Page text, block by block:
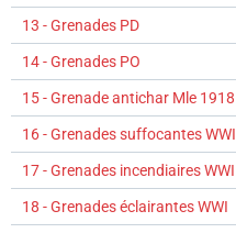
13 - Grenades PD
14 - Grenades PO
15 - Grenade antichar Mle 1918
16 - Grenades suffocantes WWI
17 - Grenades incendiaires WWI
18 - Grenades éclairantes WWI